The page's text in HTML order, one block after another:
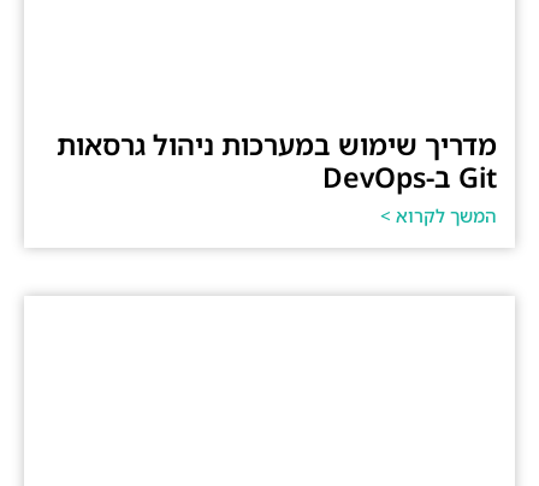
מדריך שימוש במערכות ניהול גרסאות
Git ב-DevOps
המשך לקרוא >